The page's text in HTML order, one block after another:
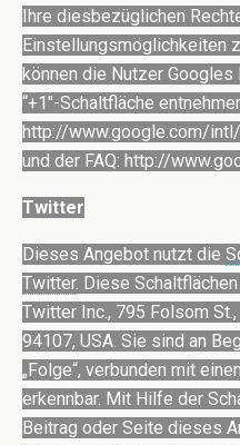
Ihre diesbezüglichen
Einstellungsmöglichkeiten
können die Nutzer
“+1″-Schaltfläche
http://www.google.com/
und der FAQ: http://
Twitter
Dieses Angebot nutzt die
Twitter. Diese
Twitter Inc., 795 Folsom
94107, USA. Sie sind an
„Folge“, verbunden mit
erkennbar. Mit Hilfe der
Beitrag oder Seite dieses